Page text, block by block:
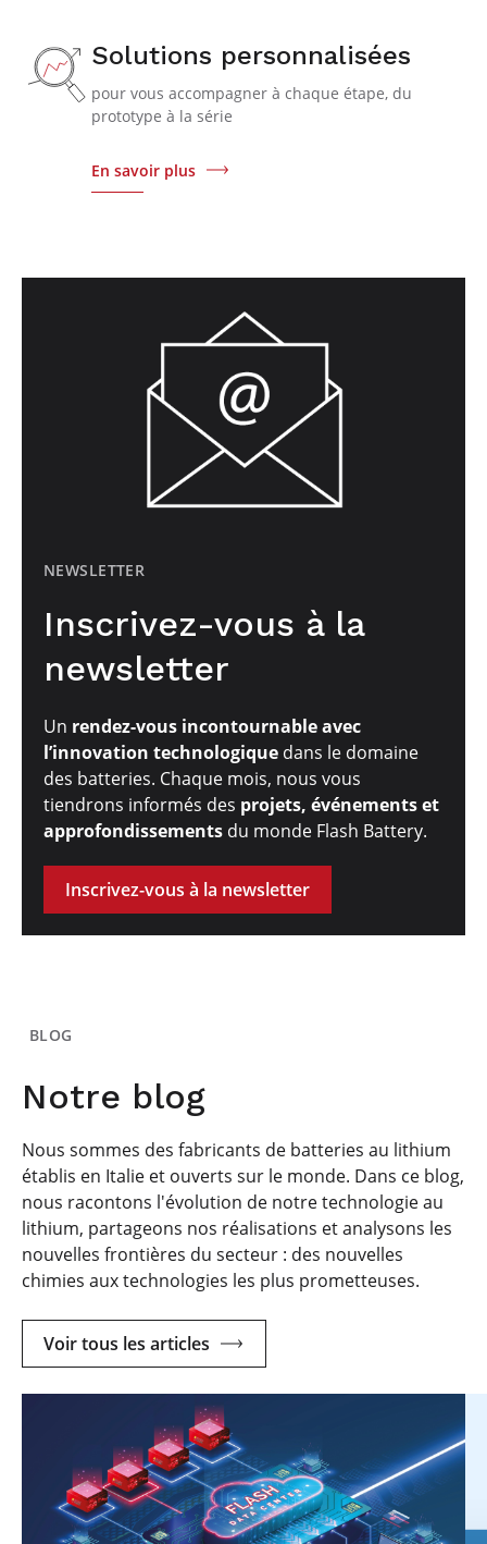
Solutions personnalisées
pour vous accompagner à chaque étape, du
prototype à la série
En savoir plus
NEWSLETTER
Inscrivez-vous à la
newsletter
Un rendez-vous incontournable avec
l’innovation technologique dans le domaine
des batteries. Chaque mois, nous vous
tiendrons informés des projets, événements et
approfondissements du monde Flash Battery.
Inscrivez-vous à la newsletter
BLOG
Notre blog
Nous sommes des fabricants de batteries au lithium
établis en Italie et ouverts sur le monde. Dans ce blog,
nous racontons l'évolution de notre technologie au
lithium, partageons nos réalisations et analysons les
nouvelles frontières du secteur : des nouvelles
chimies aux technologies les plus prometteuses.
Voir tous les articles